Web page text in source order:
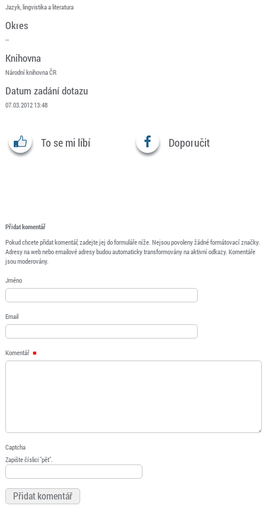
Jazyk, lingvistika a literatura
Okres
--
Knihovna
Národní knihovna ČR
Datum zadání dotazu
07.03.2012 13:48
To se mi líbí Doporučit
Přidat komentář
Pokud chcete přidat komentář, zadejte jej do formuláře níže. Nejsou povoleny žádné formátovací značky.
Adresy na web nebo emailové adresy budou automaticky transformovány na aktivní odkazy. Komentáře
jsou moderovány.
Jméno
Email
Komentář
Captcha
Zapište číslici "pět".